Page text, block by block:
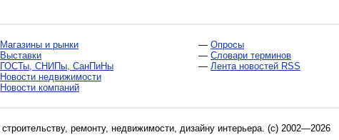
Магазины и рынки
Выставки
ГОСТы, СНИПы, СанПиНы
Новости недвижимости
Новости компаний
— Опросы
— Словари терминов
— Лента новостей RSS
строительству, ремонту, недвижимости, дизайну интерьера . (c) 2002—2026